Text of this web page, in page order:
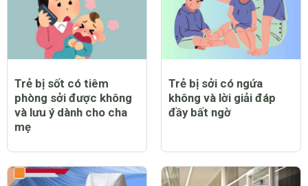
Trẻ bị sốt có tiêm
phòng sởi được không
và lưu ý dành cho cha
mẹ
Trẻ bị sởi có ngứa
không và lời giải đáp
đầy bất ngờ